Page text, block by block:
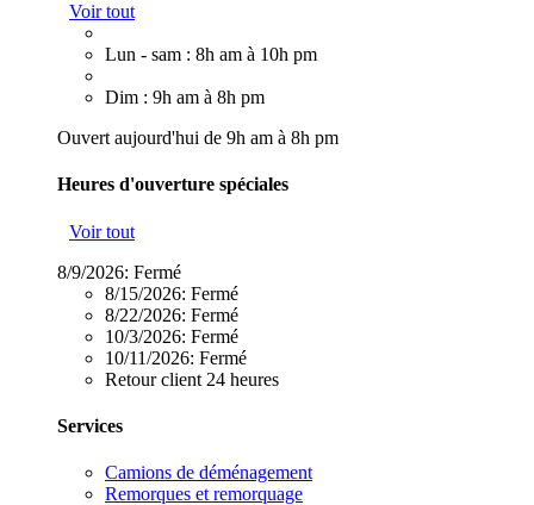
Voir tout
Lun - sam : 8h am à 10h pm
Dim : 9h am à 8h pm
Ouvert aujourd'hui de 9h am à 8h pm
Heures d'ouverture spéciales
Voir tout
8/9/2026: Fermé
8/15/2026: Fermé
8/22/2026: Fermé
10/3/2026: Fermé
10/11/2026: Fermé
Retour client 24 heures
Services
Camions de déménagement
Remorques et remorquage